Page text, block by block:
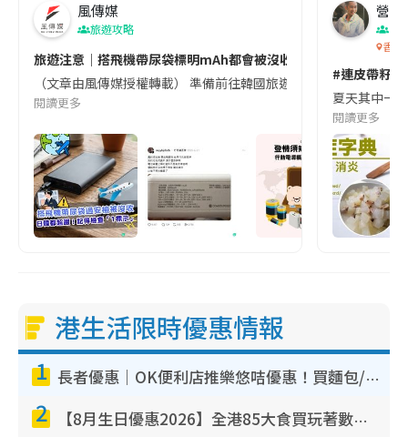
風傳媒
旅遊攻略
旅遊注意｜搭飛機帶尿袋標明mAh都會被沒收😱出發前切記檢查
（文章由風傳媒授權轉載） 準備前往韓國旅遊的民眾，近期要
閱讀更多
營養
香港
#連皮帶籽
夏天其中一
閱讀更多
港生活限時優惠情報
1 長者優惠｜OK便利店推樂悠咭優惠！買麵包/牛奶/保健品拍卡即減
2 【8月生日優惠2026】全港85大食買玩著數攻略 自助餐/火鍋放題同行免費＋誠品/DONKI送現金券